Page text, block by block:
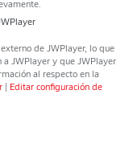
de JWPlayer, lo que
a JWPlayery que JWPlayer
al respecto en la
Editar configuración de